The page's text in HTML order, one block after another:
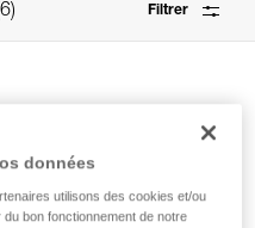
6 Filtrer
données
utilisons des cookies et/ou
bon fonctionnement de notre